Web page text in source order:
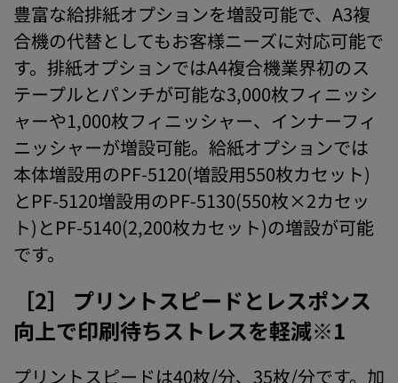
豊富な給排紙オプションを増設可能で、A3複
合機の代替としてもお客様ニーズに対応可能で
す。排紙オプションではA4複合機業界初のス
テープルとパンチが可能な3,000枚フィニッシ
ャーや1,000枚フィニッシャー、インナーフィ
ニッシャーが増設可能。給紙オプションでは
本体増設用のPF-5120(増設用550枚カセット)
とPF-5120増設用のPF-5130(550枚×2カセッ
ト)とPF-5140(2,200枚カセット)の増設が可能
です。
［2］ プリントスピードとレスポンス
向上で印刷待ちストレスを軽減※1
プリントスピードは40枚/分、35枚/分です。加